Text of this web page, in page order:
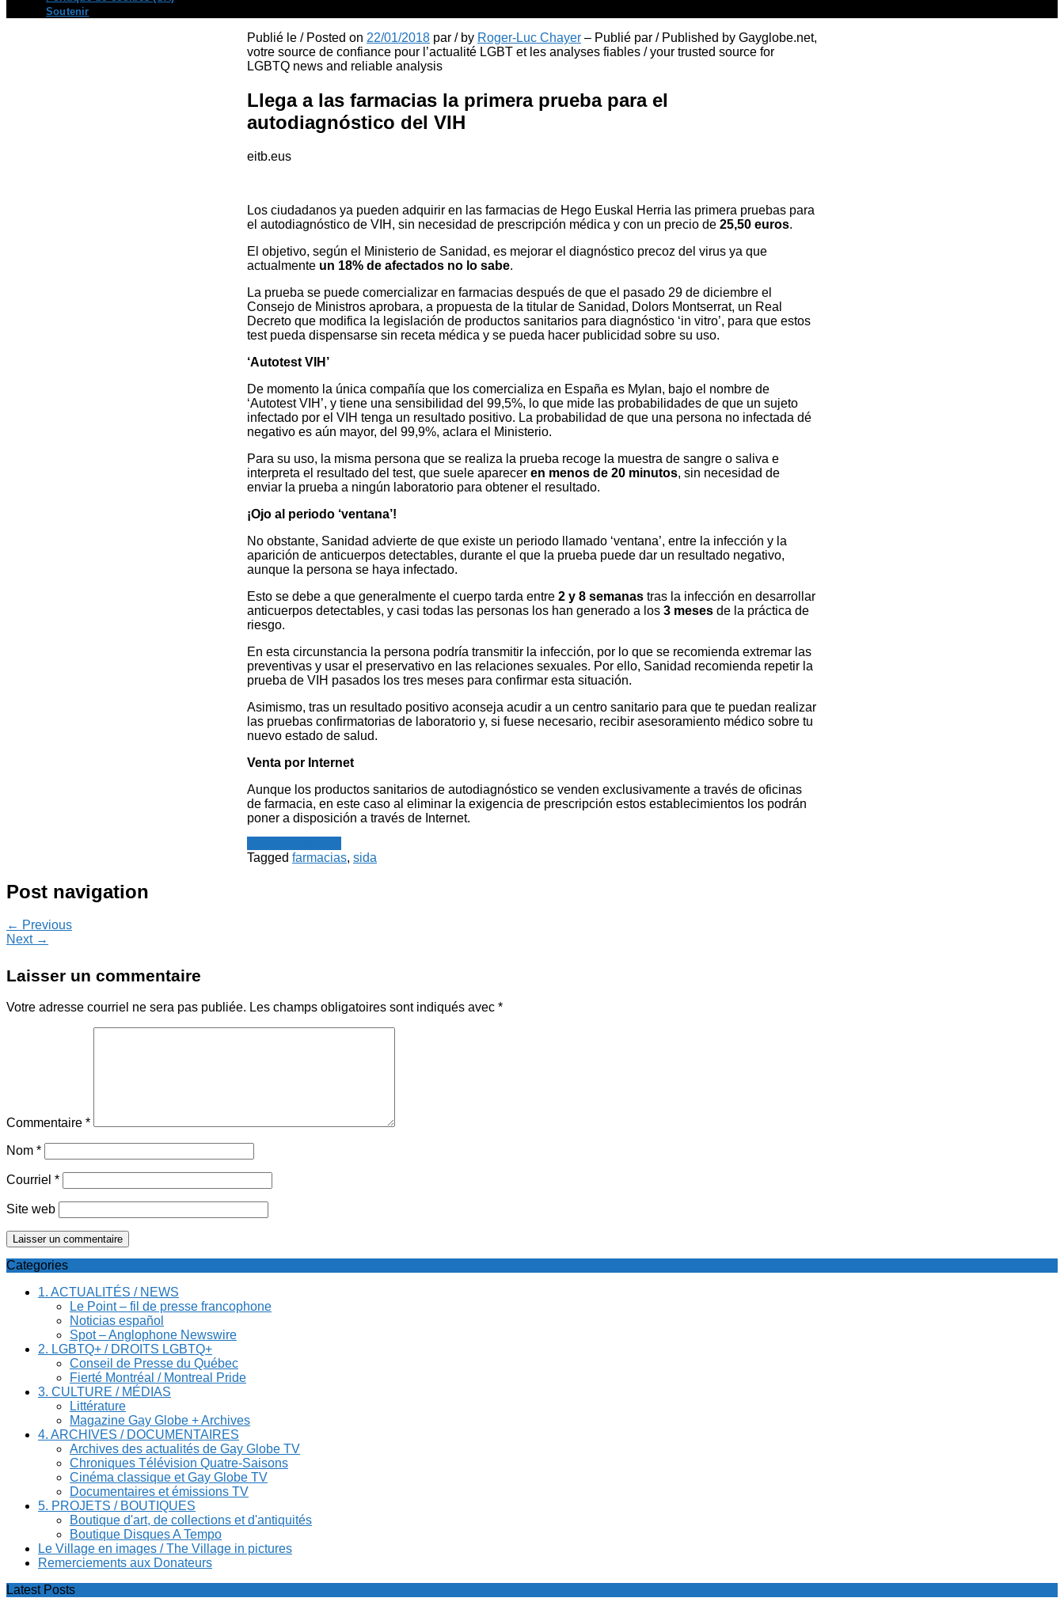
Soutenir
Publié le / Posted on 22/01/2018 par / by Roger-Luc Chayer – Publié par / Published by Gayglobe.net,
votre source de confiance pour l’actualité LGBT et les analyses fiables / your trusted source for
LGBTQ news and reliable analysis
Llega a las farmacias la primera prueba para el
autodiagnóstico del VIH
eitb.eus
Los ciudadanos ya pueden adquirir en las farmacias de Hego Euskal Herria las primera pruebas para
el autodiagnóstico de VIH, sin necesidad de prescripción médica y con un precio de 25,50 euros.
El objetivo, según el Ministerio de Sanidad, es mejorar el diagnóstico precoz del virus ya que
actualmente un 18% de afectados no lo sabe.
La prueba se puede comercializar en farmacias después de que el pasado 29 de diciembre el
Consejo de Ministros aprobara, a propuesta de la titular de Sanidad, Dolors Montserrat, un Real
Decreto que modifica la legislación de productos sanitarios para diagnóstico ‘in vitro’, para que estos
test pueda dispensarse sin receta médica y se pueda hacer publicidad sobre su uso.
‘Autotest VIH’
De momento la única compañía que los comercializa en España es Mylan, bajo el nombre de
‘Autotest VIH’, y tiene una sensibilidad del 99,5%, lo que mide las probabilidades de que un sujeto
infectado por el VIH tenga un resultado positivo. La probabilidad de que una persona no infectada dé
negativo es aún mayor, del 99,9%, aclara el Ministerio.
Para su uso, la misma persona que se realiza la prueba recoge la muestra de sangre o saliva e
interpreta el resultado del test, que suele aparecer en menos de 20 minutos, sin necesidad de
enviar la prueba a ningún laboratorio para obtener el resultado.
¡Ojo al periodo ‘ventana’!
No obstante, Sanidad advierte de que existe un periodo llamado ‘ventana’, entre la infección y la
aparición de anticuerpos detectables, durante el que la prueba puede dar un resultado negativo,
aunque la persona se haya infectado.
Esto se debe a que generalmente el cuerpo tarda entre 2 y 8 semanas tras la infección en desarrollar
anticuerpos detectables, y casi todas las personas los han generado a los 3 meses de la práctica de
riesgo.
En esta circunstancia la persona podría transmitir la infección, por lo que se recomienda extremar las
preventivas y usar el preservativo en las relaciones sexuales. Por ello, Sanidad recomienda repetir la
prueba de VIH pasados los tres meses para confirmar esta situación.
Asimismo, tras un resultado positivo aconseja acudir a un centro sanitario para que te puedan realizar
las pruebas confirmatorias de laboratorio y, si fuese necesario, recibir asesoramiento médico sobre tu
nuevo estado de salud.
Venta por Internet
Aunque los productos sanitarios de autodiagnóstico se venden exclusivamente a través de oficinas
de farmacia, en este caso al eliminar la exigencia de prescripción estos establecimientos los podrán
poner a disposición a través de Internet.
Tagged farmacias, sida
Post navigation
← Previous
Next →
Laisser un commentaire
Votre adresse courriel ne sera pas publiée. Les champs obligatoires sont indiqués avec *
Commentaire *
Nom *
Courriel *
Site web
Categories
1. ACTUALITÉS / NEWS
Le Point – fil de presse francophone
Noticias español
Spot – Anglophone Newswire
2. LGBTQ+ / DROITS LGBTQ+
Conseil de Presse du Québec
Fierté Montréal / Montreal Pride
3. CULTURE / MÉDIAS
Littérature
Magazine Gay Globe + Archives
4. ARCHIVES / DOCUMENTAIRES
Archives des actualités de Gay Globe TV
Chroniques Télévision Quatre-Saisons
Cinéma classique et Gay Globe TV
Documentaires et émissions TV
5. PROJETS / BOUTIQUES
Boutique d'art, de collections et d'antiquités
Boutique Disques A Tempo
Le Village en images / The Village in pictures
Remerciements aux Donateurs
Latest Posts